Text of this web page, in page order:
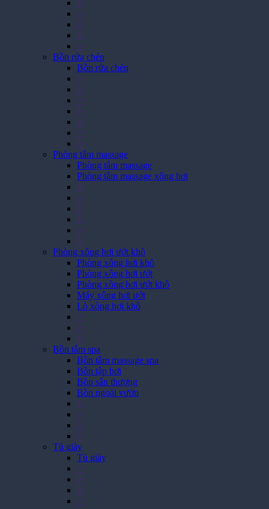
>
>
>
>
>
Bồn rửa chén
Bồn rửa chén
>
>
>
>
>
>
>
Phòng tắm massage
Phòng tắm massage
Phòng tắm massage xông hơi
>
>
>
>
>
>
Phòng xông hơi ướt khô
Phòng xông hơi khô
Phòng xông hơi ướt
Phòng xông hơi ướt khô
Máy xông hơi ướt
Lò xông hơi khô
>
>
>
Bồn tắm spa
Bồn tắm massage spa
Bồn tập bơi
Bồn sân thượng
Bồn ngoài vườn
>
>
>
>
Tủ giày
Tủ giày
>
>
>
>